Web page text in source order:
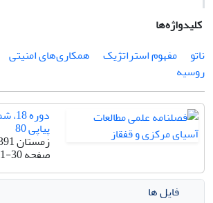
کلیدواژه‌ها
ناتو
مفهوم استراتژیک همکاری‌های امنیتی
روسیه
پیاپی 80
زمستان 1391
صفحه1-30
فایل ها